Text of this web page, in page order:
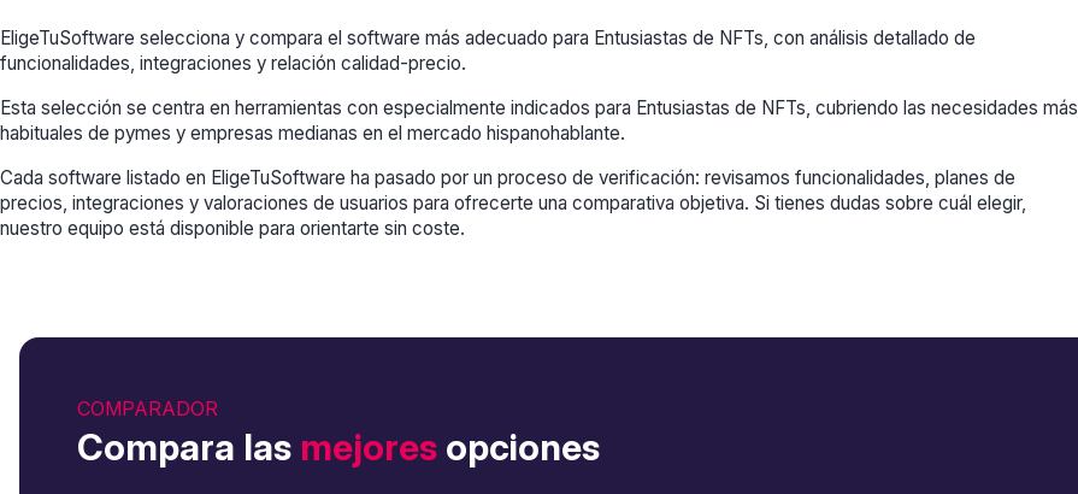
EligeTuSoftware selecciona y compara el software más adecuado para Entusiastas de NFTs, con análisis detallado de
funcionalidades, integraciones y relación calidad-precio.
Esta selección se centra en herramientas con especialmente indicados para Entusiastas de NFTs, cubriendo las necesidades más
habituales de pymes y empresas medianas en el mercado hispanohablante.
Cada software listado en EligeTuSoftware ha pasado por un proceso de verificación: revisamos funcionalidades, planes de
precios, integraciones y valoraciones de usuarios para ofrecerte una comparativa objetiva. Si tienes dudas sobre cuál elegir,
nuestro equipo está disponible para orientarte sin coste.
COMPARADOR
Compara las mejores opciones